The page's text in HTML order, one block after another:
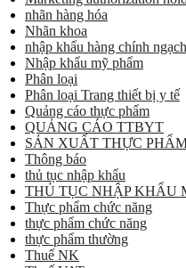
nhãn hàng hóa
Nhãn khoa
nhập khẩu hàng chính ngạch
Nhập khẩu mỹ phẩm
Phân loại
Phân loại Trang thiết bị y tế
Quảng cáo thực phẩm
QUẢNG CÁO TTBYT
SẢN XUẤT THỰC
Thông báo
thủ tục nhập khẩu
THỦ TỤC NHẬP KHẨU
Thực phẩm chức năng
thực phẩm chức năng
thực phẩm thường
Thuế NK